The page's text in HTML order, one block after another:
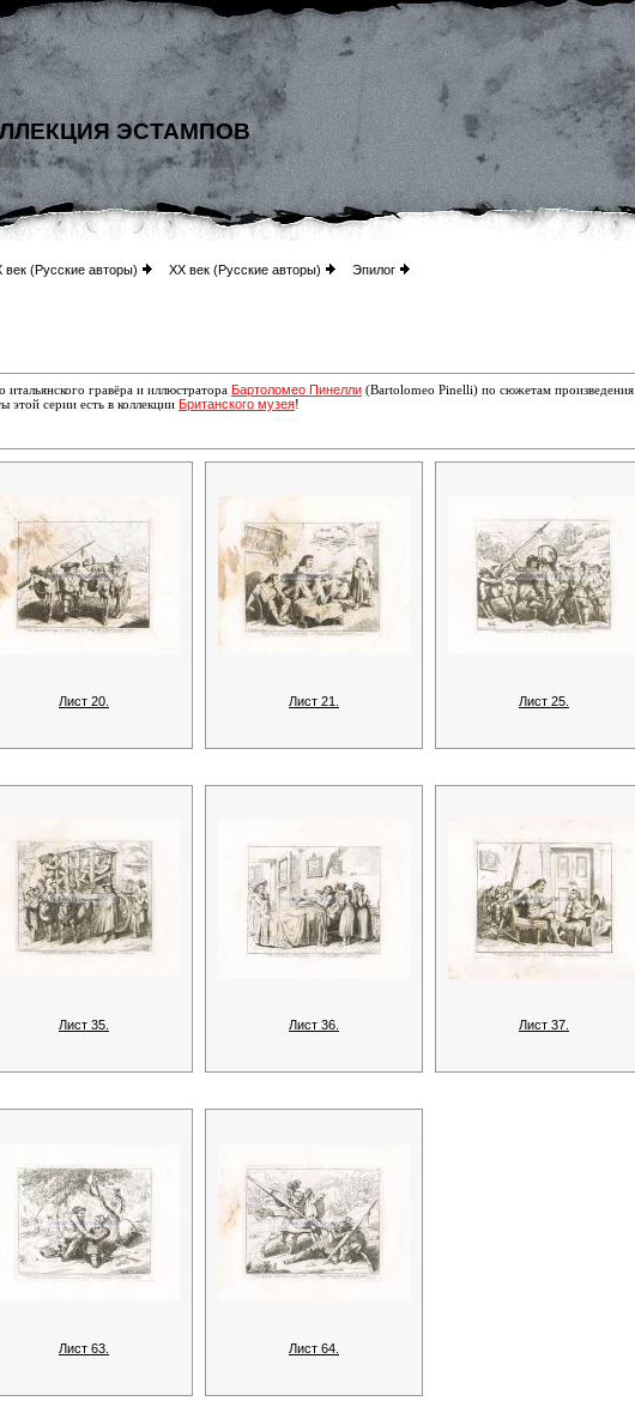
ЭСТАМПОВ
век (Русские авторы) XX век (Русские авторы) Эпилог
гравёра и иллюстратора Бартоломео Пинелли (Bartolomeo Pinelli) по сюжетам произведения
серии есть в коллекции Британского музея!
Лист 20. Лист 21. Лист 25.
Лист 35. Лист 36. Лист 37.
Лист 63. Лист 64.